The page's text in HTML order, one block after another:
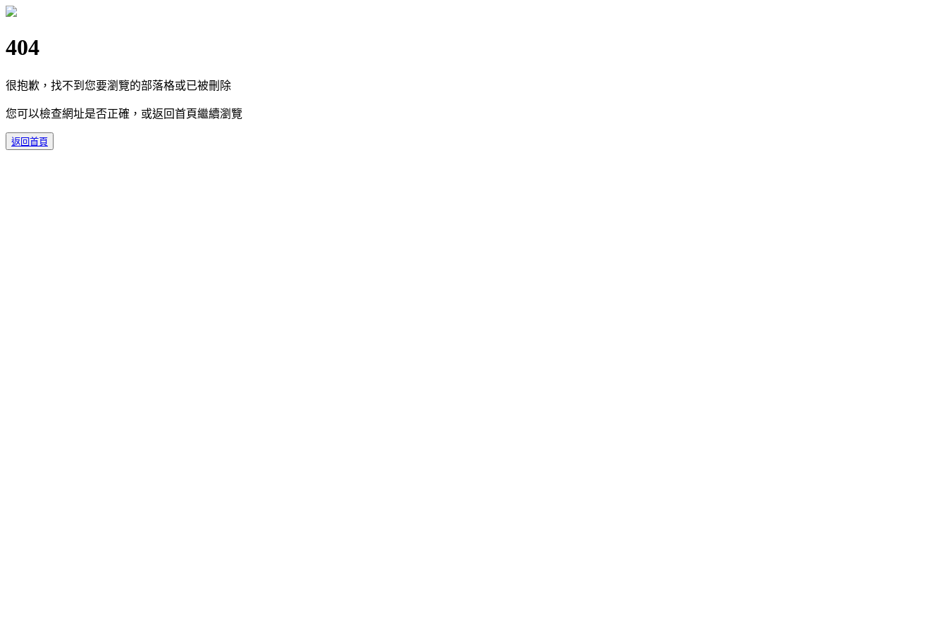
404
很抱歉，找不到您要瀏覽的部落格或已被刪除
您可以檢查網址是否正確，或返回首頁繼續瀏覽
返回首頁